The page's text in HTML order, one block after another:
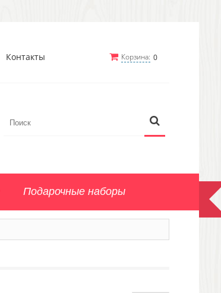
Корзина: 0
Контакты
Подарочные наборы